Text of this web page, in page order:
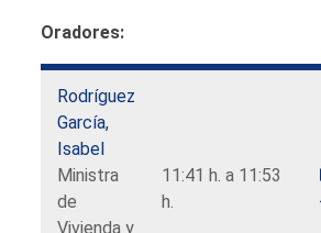
Oradores:
Rodríguez
García,
Isabel
Ministra
de
Vivienda y
11:41 h. a 11:53
h.